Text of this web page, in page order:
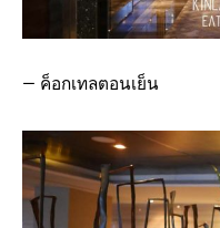
— ค็อกเทลตอนเย็น